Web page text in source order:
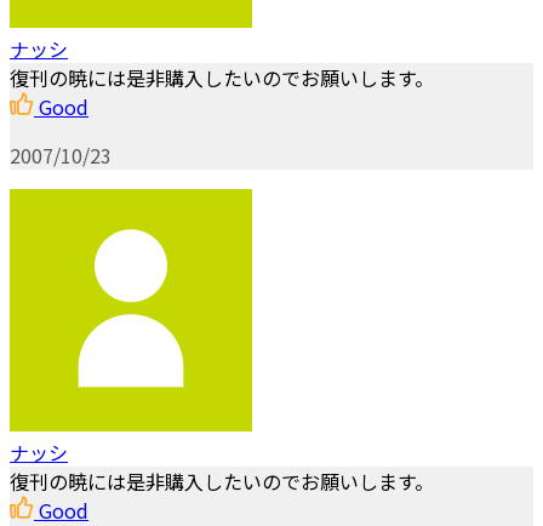
ナッシ
復刊の暁には是非購入したいのでお願いします。
Good
2007/10/23
ナッシ
復刊の暁には是非購入したいのでお願いします。
Good